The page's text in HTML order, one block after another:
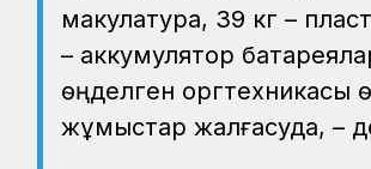
макулатура, 39 кг –
– аккумулятор
өңделген оргтехникасы
жұмыстар жалғасуда, –